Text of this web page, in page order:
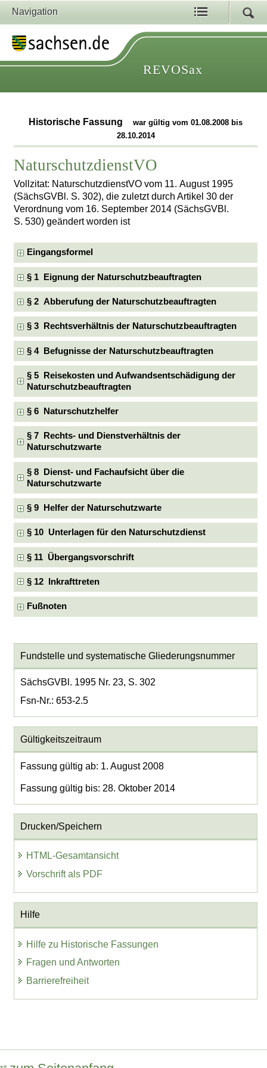
Navigation
REVOSax
Historische Fassung
war gültig vom 01.08.2008 bis
28.10.2014
NaturschutzdienstVO
Vollzitat: NaturschutzdienstVO vom 11. August 1995
(SächsGVBl. S. 302), die zuletzt durch Artikel 30 der
Verordnung vom 16. September 2014 (SächsGVBl.
S. 530) geändert worden ist
Eingangsformel
§ 1 Eignung der Naturschutzbeauftragten
§ 2 Abberufung der Naturschutzbeauftragten
§ 3 Rechtsverhältnis der Naturschutzbeauftragten
§ 4 Befugnisse der Naturschutzbeauftragten
§ 5 Reisekosten und Aufwandsentschädigung der
Naturschutzbeauftragten
§ 6 Naturschutzhelfer
§ 7 Rechts- und Dienstverhältnis der
Naturschutzwarte
§ 8 Dienst- und Fachaufsicht über die
Naturschutzwarte
§ 9 Helfer der Naturschutzwarte
§ 10 Unterlagen für den Naturschutzdienst
§ 11 Übergangsvorschrift
§ 12 Inkrafttreten
Fußnoten
Fundstelle und systematische Gliederungsnummer
SächsGVBl. 1995 Nr. 23, S. 302
Fsn-Nr.: 653-2.5
Gültigkeitszeitraum
Fassung gültig ab: 1. August 2008
Fassung gültig bis: 28. Oktober 2014
Drucken/Speichern
HTML-Gesamtansicht
Vorschrift als PDF
Hilfe
Hilfe zu Historische Fassungen
Fragen und Antworten
Barrierefreiheit